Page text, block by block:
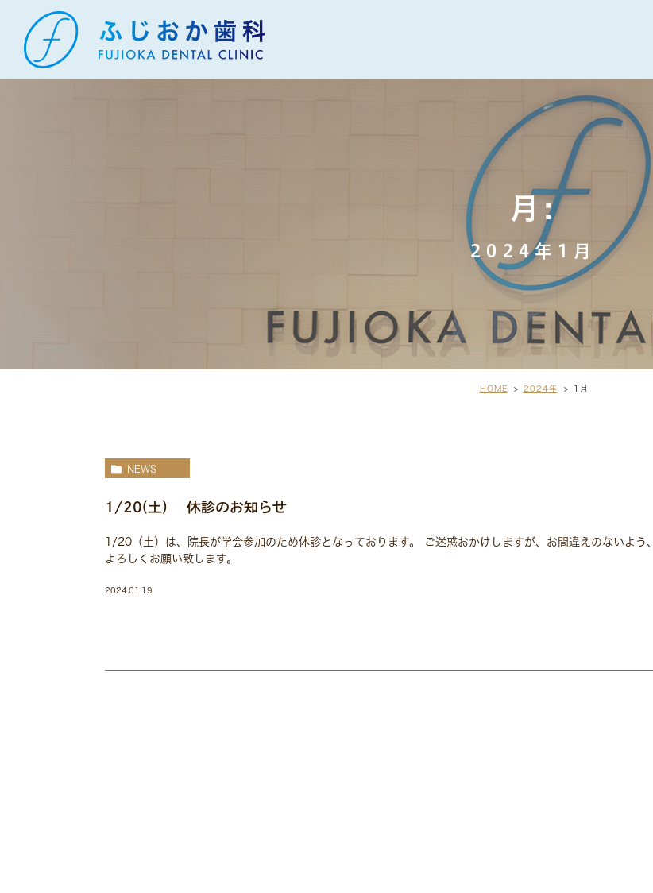
月:
2024年1月
HOME 2024年 1 月
NEWS
1/20(土) 休診のお知らせ
1/20（土）は、院長が学会参加のため休診となっております。 ご迷惑おかけしますが、お間違えのないよう、
よろしくお願い致します。
2024.01.19